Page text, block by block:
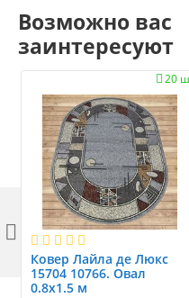
Возможно вас
заинтересуют
20

Ковер Лайла де Люкс
15704 10766. Овал
0.8x1.5 м
